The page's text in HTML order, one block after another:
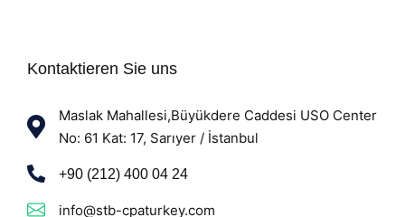
Kontaktieren Sie uns
Maslak Mahallesi,Büyükdere Caddesi USO Center
No: 61 Kat: 17, Sarıyer / İstanbul
+90 (212) 400 04 24
info@stb-cpaturkey.com